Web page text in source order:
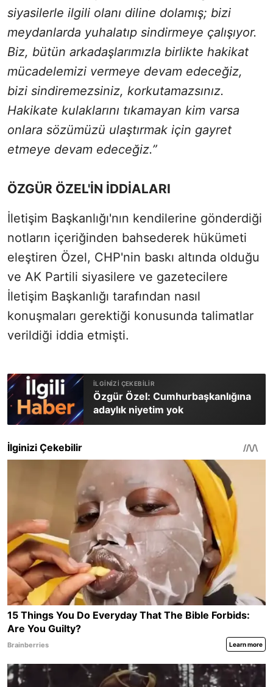
siyasilerle ilgili olanı diline dolamış; bizi
meydanlarda yuhalatıp sindirmeye çalışıyor.
Biz, bütün arkadaşlarımızla birlikte hakikat
mücadelemizi vermeye devam edeceğiz,
bizi sindiremezsiniz, korkutamazsınız.
Hakikate kulaklarını tıkamayan kim varsa
onlara sözümüzü ulaştırmak için gayret
etmeye devam edeceğiz.”
ÖZGÜR ÖZEL'İN İDDİALARI
İletişim Başkanlığı'nın kendilerine gönderdiği
notların içeriğinden bahsederek hükümeti
eleştiren Özel, CHP'nin baskı altında olduğu
ve AK Partili siyasilere ve gazetecilere
İletişim Başkanlığı tarafından nasıl
konuşmaları gerektiği konusunda talimatlar
verildiği iddia etmişti.
Özgür Özel: Cumhurbaşkanlığına
adaylık niyetim yok